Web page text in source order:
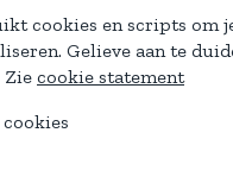
cookies en scripts om
Gelieve aan te
Zie cookie statement